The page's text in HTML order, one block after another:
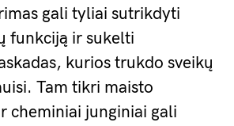
gali tyliai sutrikdyti
funkciją ir sukelti
kurios trukdo sveikų
Tam tikri maisto
cheminiai junginiai gali